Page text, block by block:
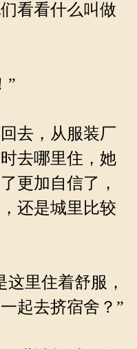
看看什么叫做
”
去，从服装厂
去哪里住，她
更加自信了，
还是城里比较
里住着舒服，
起去挤宿舍？”